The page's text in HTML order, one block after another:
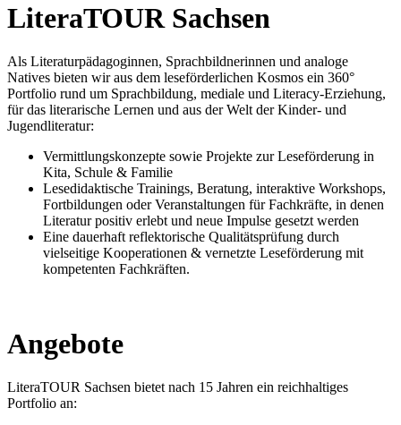
LiteraTOUR Sachsen
Als Literaturpädagoginnen, Sprachbildnerinnen und analoge
Natives bieten wir aus dem leseförderlichen Kosmos ein 360°
Portfolio rund um Sprachbildung, mediale und Literacy-Erziehung,
für das literarische Lernen und aus der Welt der Kinder- und
Jugendliteratur:
Vermittlungskonzepte sowie Projekte zur Leseförderung in
Kita, Schule & Familie
Lesedidaktische Trainings, Beratung, interaktive Workshops,
Fortbildungen oder Veranstaltungen für Fachkräfte, in denen
Literatur positiv erlebt und neue Impulse gesetzt werden
Eine dauerhaft reflektorische Qualitätsprüfung durch
vielseitige Kooperationen & vernetzte Leseförderung mit
kompetenten Fachkräften.
Angebote
LiteraTOUR Sachsen bietet nach 15 Jahren ein reichhaltiges
Portfolio an: